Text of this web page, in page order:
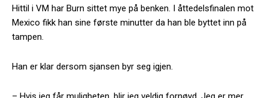
Hittil i VM har Burn sittet mye på benken. I åttedelsfinalen mot
Mexico fikk han sine første minutter da han ble byttet inn på
tampen.
Han er klar dersom sjansen byr seg igjen.